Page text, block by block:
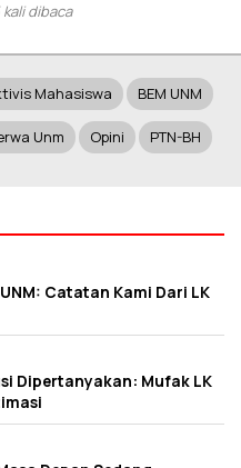
dibaca
Mahasiswa BEM UNM
Unm Opini PTN-BH
Catatan Kami Dari LK
Dipertanyakan: Mufak LK